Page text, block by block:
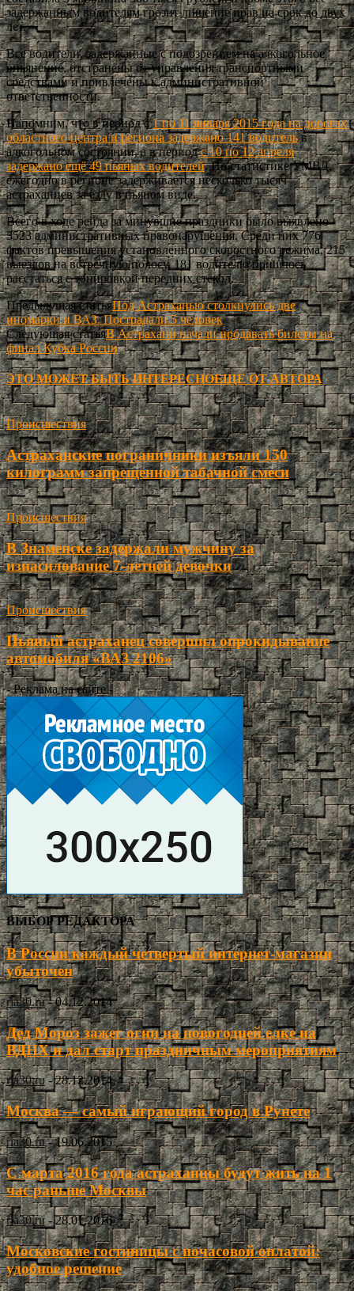
задержанным водителям грозит лишение прав на срок до двух
лет.
Все водители, задержанные с подозрением на алкогольное
опьянение, отстранены от управления транспортными
средствами и привлечены к административной
ответственности.
Напомним, что в период с1 по 11 января 2015 года на дорогах
областного центра и региона задержано 141 водительв
алкогольном состоянии, а в периодс 10 по 12 апреля
задержано ещё 49 пьяных водителей. По статистике УМВД,
ежегодно в регионе задерживается несколько тысяч
астраханцев за езду в пьяном виде.
Всего в ходе рейда за минувшие праздники было выявлено
3523 административных правонарушения. Среди них 776
фактов превышения установленного скоростного режима, 215
выездов на встречную полосу. 181 водителю пришлось
расстаться с тонировкой передних стёкол.
Предыдущая статьяПод Астраханью столкнулись две
иномарки и ВАЗ. Пострадали 5 человек
Следующая статьяВ Астрахани начали продавать билеты на
финал Кубка России
ЭТО МОЖЕТ БЫТЬ ИНТЕРЕСНОЕЩЕ ОТ АВТОРА
Происшествия
Астраханские пограничники изъяли 150
килограмм запрещенной табачной смеси
Происшествия
В Знаменске задержали мужчину за
изнасилование 7-летней девочки
Происшествия
Пьяный астраханец совершил опрокидывание
автомобиля «ВАЗ 2106»
- Реклама на сайте -
ВЫБОР РЕДАКТОРА
В России каждый четвертый интернет-магазин
убыточен
ria30.ru - 04.12.2014
Дед Мороз зажег огни на новогодней елке на
ВДНХ и дал старт праздничным мероприятиям
ria30.ru - 28.12.2014
Москва — самый играющий город в Рунете
ria30.ru - 19.06.2015
С марта 2016 года астраханцы будут жить на 1
час раньше Москвы
ria30.ru - 28.01.2016
Московские гостиницы с почасовой оплатой:
удобное решение